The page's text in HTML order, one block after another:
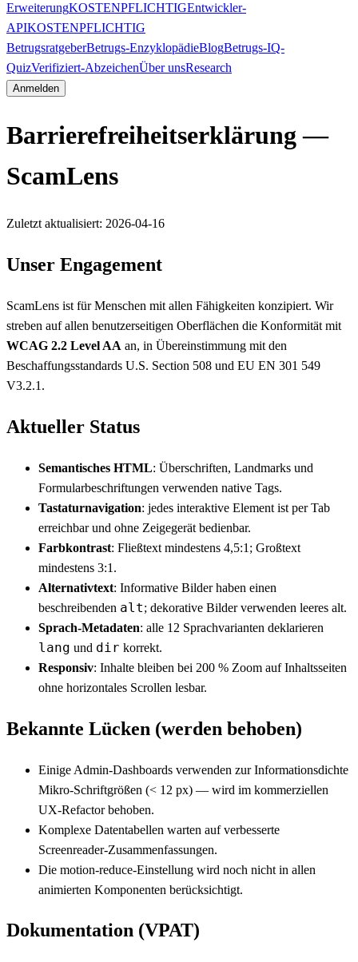
ErweiterungKOSTENPFLICHTIGEntwickler-
APIKOSTENPFLICHTIG
BetrugsratgeberBetrugs-EnzyklopädieBlogBetrugs-IQ-
QuizVerifiziert-AbzeichenÜber unsResearch
Anmelden
Barrierefreiheitserklärung —
ScamLens
Zuletzt aktualisiert: 2026-04-16
Unser Engagement
ScamLens ist für Menschen mit allen Fähigkeiten konzipiert. Wir
streben auf allen benutzerseitigen Oberflächen die Konformität mit
WCAG 2.2 Level AA an, in Übereinstimmung mit den
Beschaffungsstandards U.S. Section 508 und EU EN 301 549
V3.2.1.
Aktueller Status
Semantisches HTML: Überschriften, Landmarks und
Formularbeschriftungen verwenden native Tags.
Tastaturnavigation: jedes interaktive Element ist per Tab
erreichbar und ohne Zeigegerät bedienbar.
Farbkontrast: Fließtext mindestens 4,5:1; Großtext
mindestens 3:1.
Alternativtext: Informative Bilder haben einen
beschreibenden alt; dekorative Bilder verwenden leeres alt.
Sprach-Metadaten: alle 12 Sprachvarianten deklarieren
lang und dir korrekt.
Responsiv: Inhalte bleiben bei 200 % Zoom auf Inhaltsseiten
ohne horizontales Scrollen lesbar.
Bekannte Lücken (werden behoben)
Einige Admin-Dashboards verwenden zur Informationsdichte
Mikro-Schriftgrößen (< 12 px) — wird im kommerziellen
UX-Refactor behoben.
Komplexe Datentabellen warten auf verbesserte
Screenreader-Zusammenfassungen.
Die motion-reduce-Einstellung wird noch nicht in allen
animierten Komponenten berücksichtigt.
Dokumentation (VPAT)